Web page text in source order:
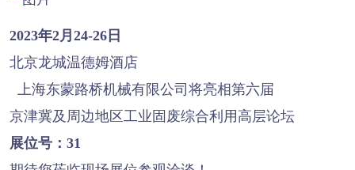
2023年2月24-26日
北京龙城温德姆酒店
上海东蒙路桥机械有限公司 将亮相第六届
京津冀及周边地区工业固废综合利用高层论坛
展位号：31